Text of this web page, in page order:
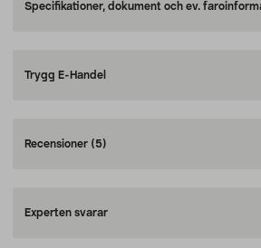
Specifikationer, dokument och ev.
Trygg E-Handel
Recensioner (5)
Experten svarar